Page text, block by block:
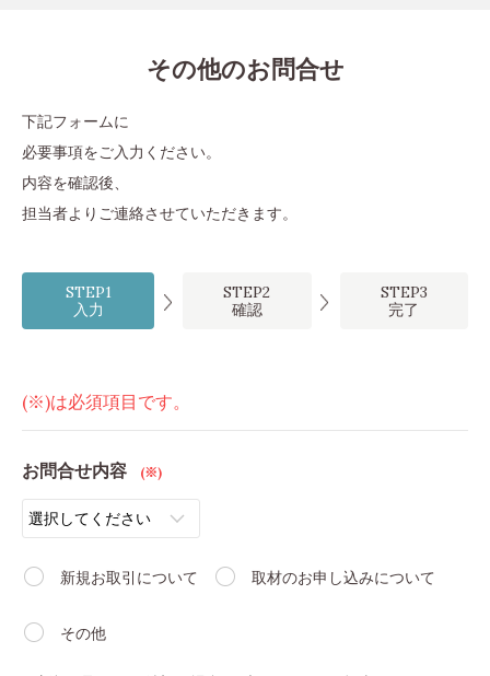
その他のお問合せ
下記フォームに
必要事項をご入力ください。
内容を確認後、
担当者よりご連絡させていただきます。
STEP1
入力
STEP2
確認
STEP3
完了
(※)は必須項目です。
お問合せ内容 (※)
新規お取引について 取材のお申し込みについて
その他